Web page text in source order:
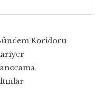
Koridoru